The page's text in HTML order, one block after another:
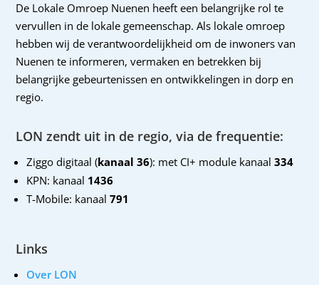
De Lokale Omroep Nuenen heeft een belangrijke rol te
vervullen in de lokale gemeenschap. Als lokale omroep
hebben wij de verantwoordelijkheid om de inwoners van
Nuenen te informeren, vermaken en betrekken bij
belangrijke gebeurtenissen en ontwikkelingen in dorp en
regio.
LON zendt uit in de regio, via de frequentie:
Ziggo digitaal (kanaal 36): met CI+ module kanaal 334
KPN: kanaal 1436
T-Mobile: kanaal791
Links
Over LON